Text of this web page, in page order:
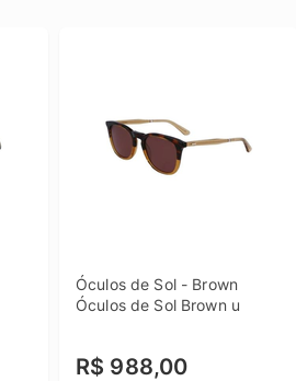
Óculos de Sol - Brown
Óculos de Sol Brown u
R$ 988,00